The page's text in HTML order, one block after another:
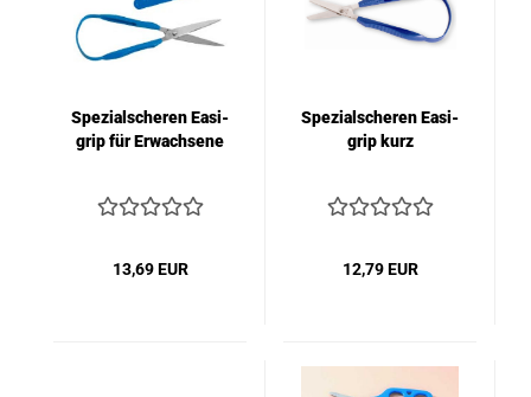
Spezialscheren Easi-
grip für Erwachsene
13,69 EUR
Spezialscheren Easi-
grip kurz
12,79 EUR